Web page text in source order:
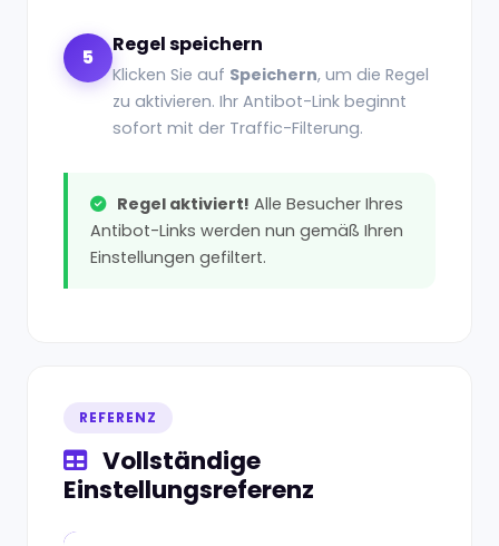
5
Regel speichern
Klicken Sie auf Speichern, um die Regel
zu aktivieren. Ihr Antibot-Link beginnt
sofort mit der Traffic-Filterung.
Regel aktiviert! Alle Besucher Ihres
Antibot-Links werden nun gemäß Ihren
Einstellungen gefiltert.
REFERENZ
Vollständige
Einstellungsreferenz